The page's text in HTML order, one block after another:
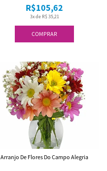
COMPRAR
3x de R$ 35,21
R$105,62
Arranjo De Flores Do Campo Alegria